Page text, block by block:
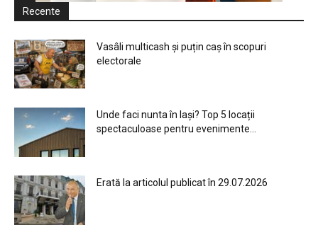
Recente
Vasâli multicash și puțin caș în scopuri
electorale
Unde faci nunta în Iași? Top 5 locații
spectaculoase pentru evenimente...
Erată la articolul publicat în 29.07.2026